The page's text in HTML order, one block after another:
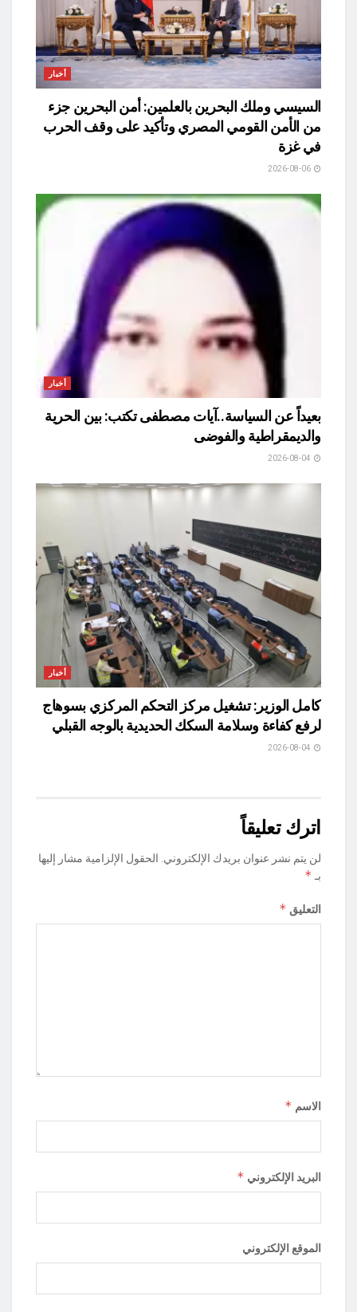
أخبار
السيسي وملك البحرين بالعلمين: أمن البحرين جزء
من الأمن القومي المصري وتأكيد على وقف الحرب
في غزة
أخبار
بعيداً عن السياسة..آيات مصطفى تكتب: بين الحرية
والديمقراطية والفوضى
أخبار
كامل الوزير: تشغيل مركز التحكم المركزي بسوهاج
لرفع كفاءة وسلامة السكك الحديدية بالوجه القبلي
اترك تعليقاً
لن يتم نشر عنوان بريدك الإلكتروني. الحقول الإلزامية مشار إليها
بـ *
التعليق *
الاسم *
البريد الإلكتروني *
الموقع الإلكتروني